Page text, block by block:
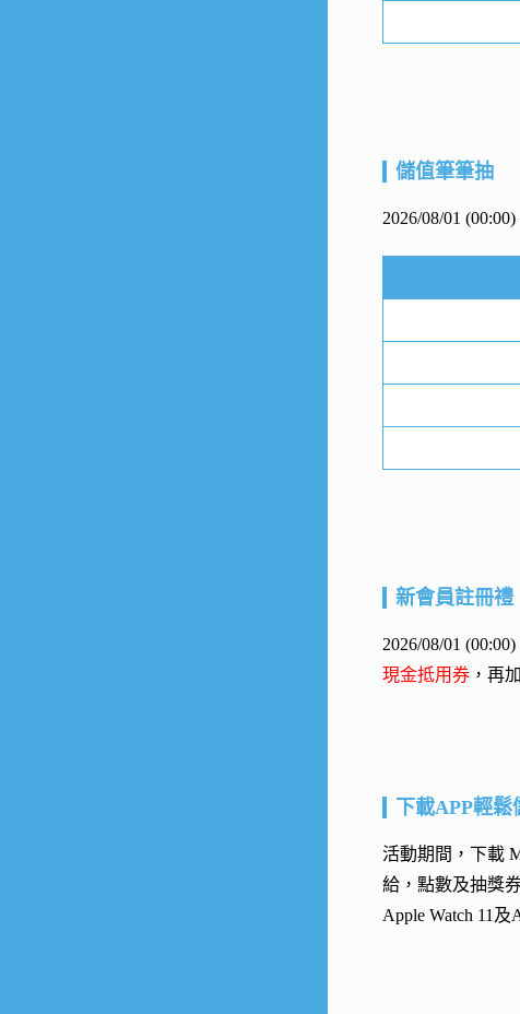
儲值筆筆抽
2026/08/01
新會員註冊禮
2026/08/01
現金抵用券 ，再
下載APP輕
活動期間，下載
給，點數及抽獎
Apple Watch 11